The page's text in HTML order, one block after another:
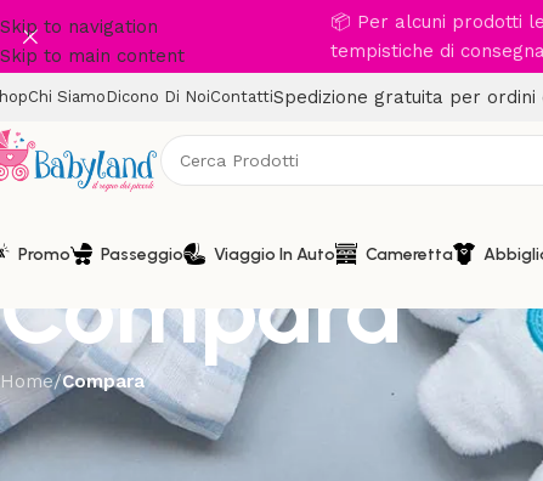
Skip to navigation
Skip to main content
📦 Per alcuni prodotti
tempistiche di
Chi Siamo Dicono Di NoiContattiSpedizione gratuita per ordini
Promo Passeggio Viaggio In Auto Cameretta
Compara
Home/Compara